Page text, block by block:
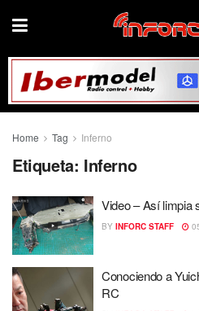
Home Tag Inferno
Etiqueta: Inferno
Video – Así limpia
BY INFORC STAFF
Conociendo a
RC